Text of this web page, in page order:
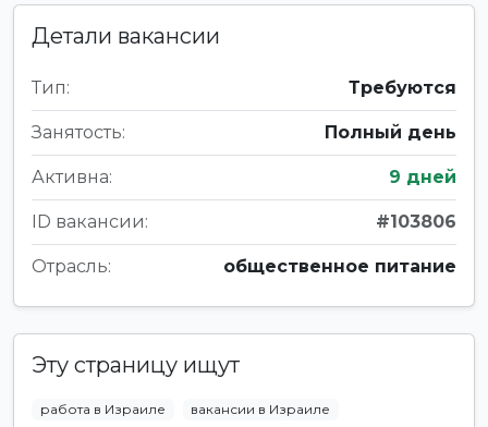
Детали вакансии
Тип: Требуются
Занятость: Полный день
Активна: 9 дней
ID вакансии: #103806
Отрасль: общественное питание
Эту страницу ищут
работа в Израиле
вакансии в Израиле